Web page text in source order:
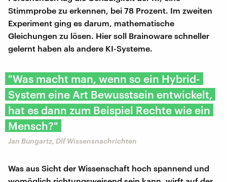
Stimmprobe zu erkennen, bei 78 Prozent. Im zweiten
Experiment ging es darum, mathematische
Gleichungen zu lösen. Hier soll Brainoware schneller
gelernt haben als andere KI-Systeme.
"Was macht man, wenn so ein Hybrid-
System eine Art Bewusstsein entwickelt,
hat es dann zum Beispiel Rechte wie ein
Mensch?"
Jan Bungartz, Dlf Wissensnachrichten
Was aus Sicht der Wissenschaft hoch spannend und